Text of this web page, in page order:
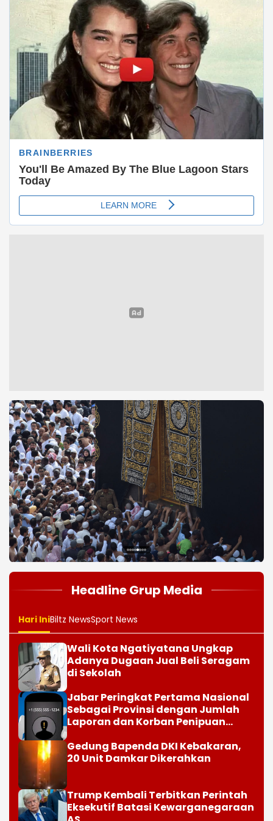
12345678
Headline Grup Media
Hari IniBiltz NewsSport News
Wali Kota Ngatiyatana Ungkap
Adanya Dugaan Jual Beli Seragam
di Sekolah
Jabar Peringkat Pertama Nasional
Sebagai Provinsi dengan Jumlah
Laporan dan Korban Penipuan
Gedung Bapenda DKI Kebakaran,
20 Unit Damkar Dikerahkan
Trump Kembali Terbitkan Perintah
Eksekutif Batasi Kewarganegaraan